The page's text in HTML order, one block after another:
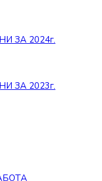
ЗА 2024г.
ЗА 2023г.